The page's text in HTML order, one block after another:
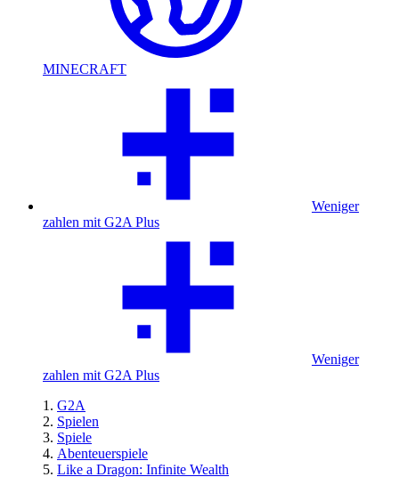
MINECRAFT
Weniger
zahlen mit G2A Plus
Weniger
zahlen mit G2A Plus
G2A
Spielen
Spiele
Abenteuerspiele
Like a Dragon: Infinite Wealth